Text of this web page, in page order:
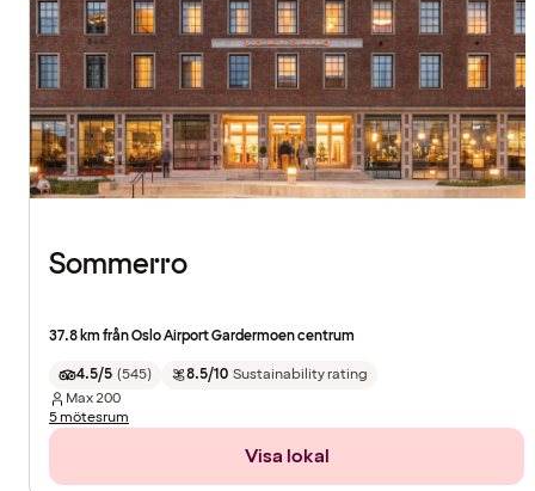
Sommerro
37.8 km från Oslo Airport Gardermoen centrum
4.5/5 (545) 8.5/10 Sustainability rating
Max200
5 mötesrum
Visa lokal